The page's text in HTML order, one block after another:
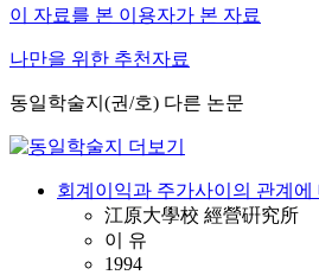
이 자료를 본 이용자가 본 자료
나만을 위한 추천자료
동일학술지(권/호) 다른 논문
회계이익과 주가사이의 관계
江原大學校 經營硏究所
이 유
1994